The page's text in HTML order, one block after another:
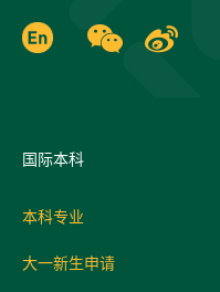
国际本科
本科专业
大一新生申请